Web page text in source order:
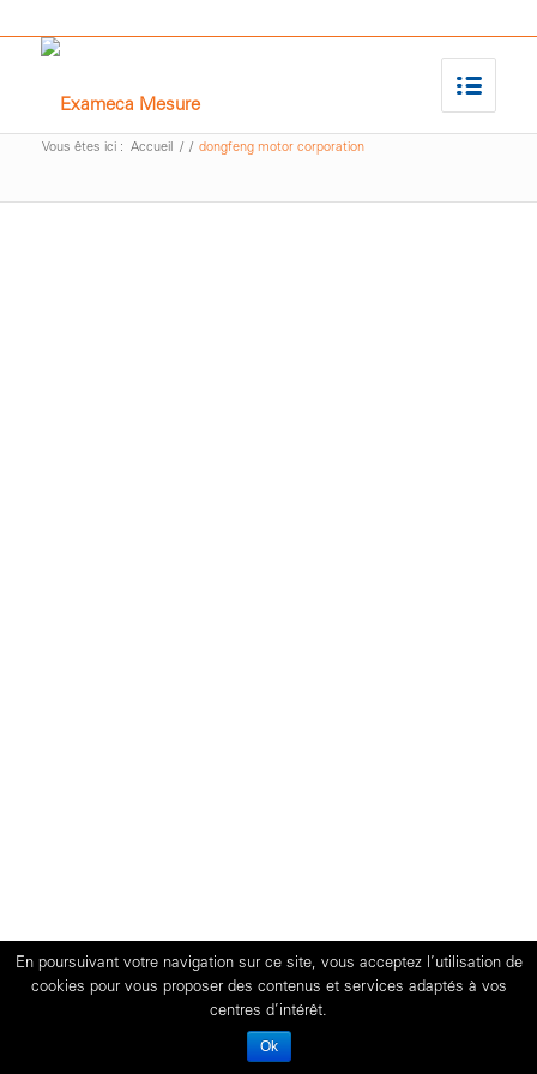
Vous êtes ici : Accueil / / dongfeng motor corporation
En poursuivant votre navigation sur ce site, vous acceptez l’utilisation de
cookies pour vous proposer des contenus et services adaptés à vos
centres d’intérêt.
Ok